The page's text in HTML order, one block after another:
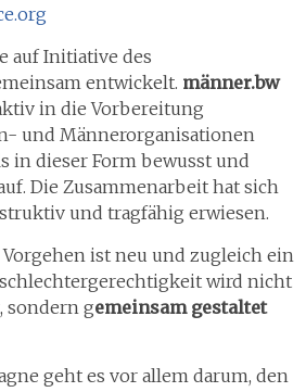
auf Initiative des
entwickelt. männer.bw
in die Vorbereitung
und Männerorganisationen
in dieser Form bewusst und
Die Zusammenarbeit hat sich
und tragfähig erwiesen.
ist neu und zugleich ein
wird nicht
sondern gemeinsam gestaltet
geht es vor allem darum, den